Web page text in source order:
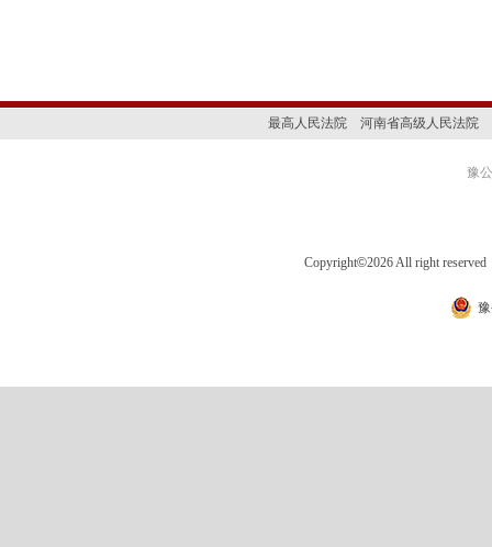
最高人民法院 河南省高级人民法院
豫
Copyright©2026 All right